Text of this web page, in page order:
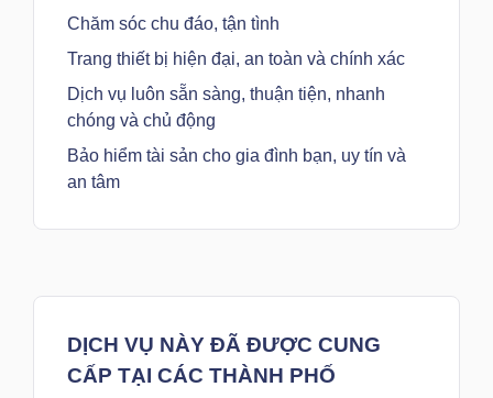
Chăm sóc chu đáo, tận tình
Trang thiết bị hiện đại, an toàn và chính xác
Dịch vụ luôn sẵn sàng, thuận tiện, nhanh
chóng và chủ động
Bảo hiểm tài sản cho gia đình bạn, uy tín và
an tâm
DỊCH VỤ NÀY ĐÃ ĐƯỢC CUNG
CẤP TẠI CÁC THÀNH PHỐ